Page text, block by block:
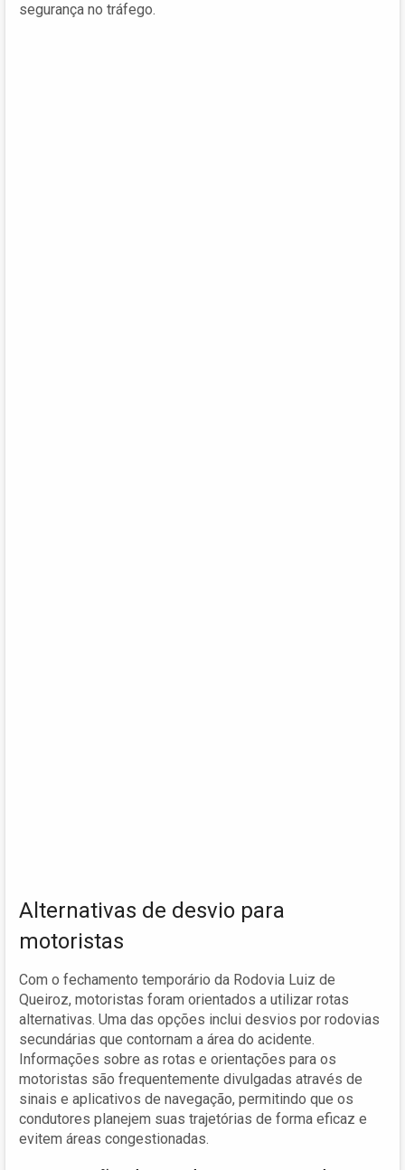
segurança no tráfego.
Alternativas de desvio para
motoristas
Com o fechamento temporário da Rodovia Luiz de
Queiroz, motoristas foram orientados a utilizar rotas
alternativas. Uma das opções inclui desvios por rodovias
secundárias que contornam a área do acidente.
Informações sobre as rotas e orientações para os
motoristas são frequentemente divulgadas através de
sinais e aplicativos de navegação, permitindo que os
condutores planejem suas trajetórias de forma eficaz e
evitem áreas congestionadas.